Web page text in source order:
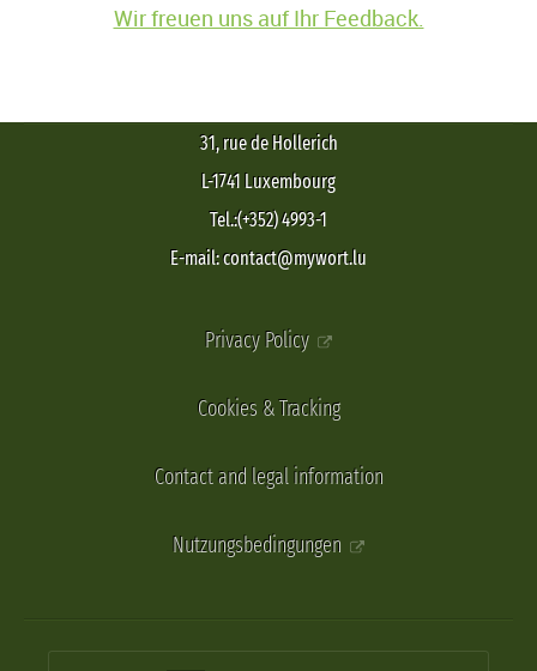
Wir freuen uns auf Ihr Feedback.
31, rue de Hollerich
L-1741 Luxembourg
Tel.:(+352) 4993-1
E-mail: contact@mywort.lu
Privacy Policy
Cookies & Tracking
Contact and legal information
Nutzungsbedingungen